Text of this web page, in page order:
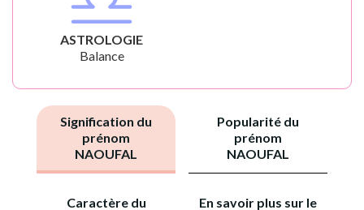
ASTROLOGIE
Balance
Signification du
prénom
NAOUFAL
Popularité du
prénom
NAOUFAL
Caractère du
En savoir plus sur le